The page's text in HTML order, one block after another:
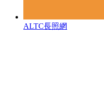
ALTC長照網